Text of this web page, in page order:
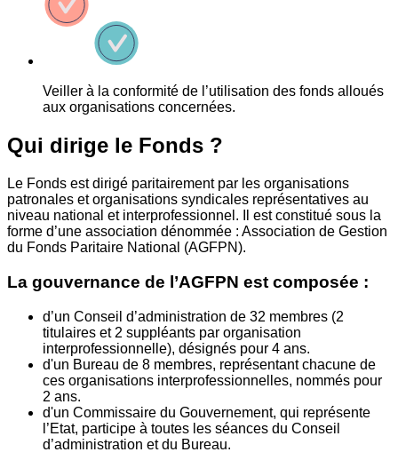
Veiller à la conformité de l’utilisation des fonds alloués
aux organisations concernées.
Qui dirige le Fonds ?
Le Fonds est dirigé paritairement par les organisations
patronales et organisations syndicales représentatives au
niveau national et interprofessionnel. Il est constitué sous la
forme d’une association dénommée : Association de Gestion
du Fonds Paritaire National (AGFPN).
La gouvernance de l’AGFPN est composée :
d’un Conseil d’administration de 32 membres (2
titulaires et 2 suppléants par organisation
interprofessionnelle), désignés pour 4 ans.
d'un Bureau de 8 membres, représentant chacune de
ces organisations interprofessionnelles, nommés pour
2 ans.
d'un Commissaire du Gouvernement, qui représente
l’Etat, participe à toutes les séances du Conseil
d’administration et du Bureau.